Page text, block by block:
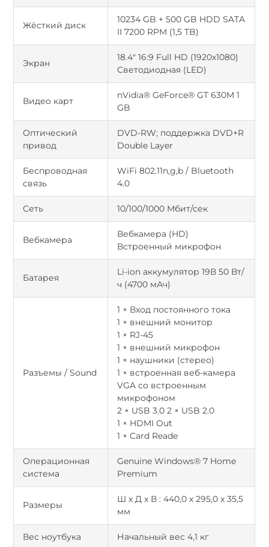
Жёсткий диск
10234 GB + 500 GB HDD SATA
II 7200 RPM (1,5 TB)
Экран
18.4" 16:9 Full HD (1920x1080)
Светодиодная (LED)
Видео карт
nVidia® GeForce® GT 630M 1
GB
Оптический
привод
DVD-RW; поддержка DVD+R
Double Layer
Беспроводная
связь
WiFi 802.11n,g,b / Bluetooth
4.0
Сеть 10/100/1000 Мбит/сек
Вебкамера
Вебкамера (HD)
Встроенный микрофон
Батарея
Li-ion аккумулятор 19В 50 Вт/
ч (4700 мАч)
Разъемы / Sound
1 × Вход постоянного тока
1 × внешний монитор
1 × RJ-45
1 × внешний микрофон
1 × наушники (стерео)
1 × встроенная веб-камера
VGA со встроенным
микрофоном
2 × USB 3.0 2 × USB 2.0
1 × HDMI Out
1 × Card Reade
Операционная
система
Genuine Windows® 7 Home
Premium
Размеры
Ш x Д x В : 440,0 x 295,0 x 35,5
мм
Вес ноутбука Начальный вес 4,1 кг